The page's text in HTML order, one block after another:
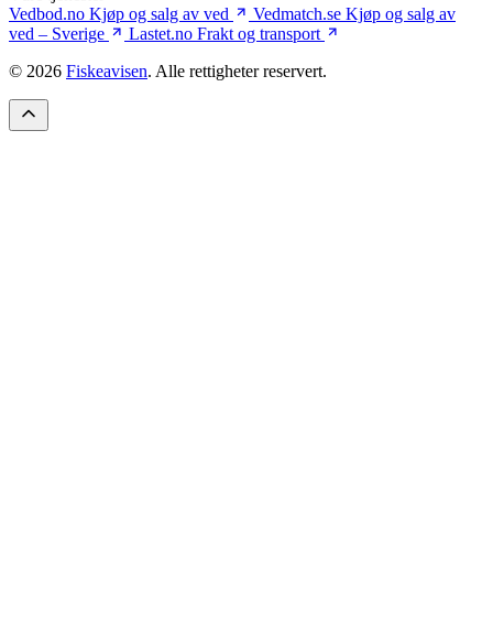
Vedbod.no Kjøp og salg av ved Vedmatch.se Kjøp og salg av
ved – Sverige
Lastet.no Frakt og transport
© 2026 Fiskeavisen. Alle rettigheter reservert.